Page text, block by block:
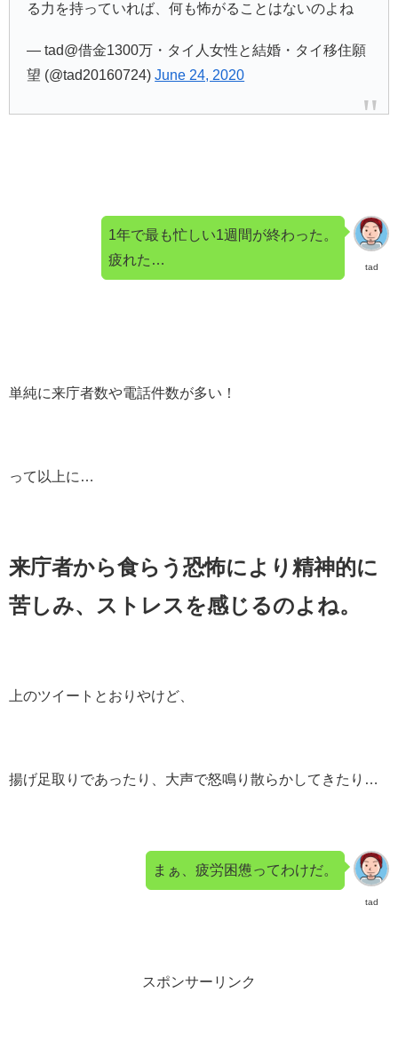
る力を持っていれば、何も怖がることはないのよね
— tad@借金1300万・タイ人女性と結婚・タイ移住願
望 (@tad20160724)June 24, 2020
tad
1年で最も忙しい1週間が終わった。
疲れた…
単純に来庁者数や電話件数が多い！
って以上に…
来庁者から食らう恐怖により精神的に
苦しみ、ストレスを感じるのよね。
上のツイートとおりやけど、
揚げ足取りであったり、大声で怒鳴り散らかしてきたり…
tad
まぁ、疲労困憊ってわけだ。
スポンサーリンク